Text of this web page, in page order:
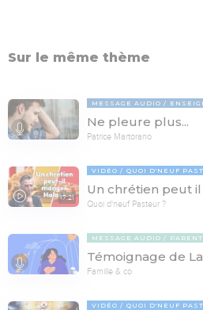
Sur le même thème
MESSAGE AUDIO
Ne pleure plus...
Patrice Martorano
17:21
VIDÉO QUOI D'NEUF
Un chrétien peut
Quoi d'neuf Pasteur ?
MESSAGE AUDIO PARENT
Témoignage de
Famille & co
VIDÉO QUOI D'NEUF